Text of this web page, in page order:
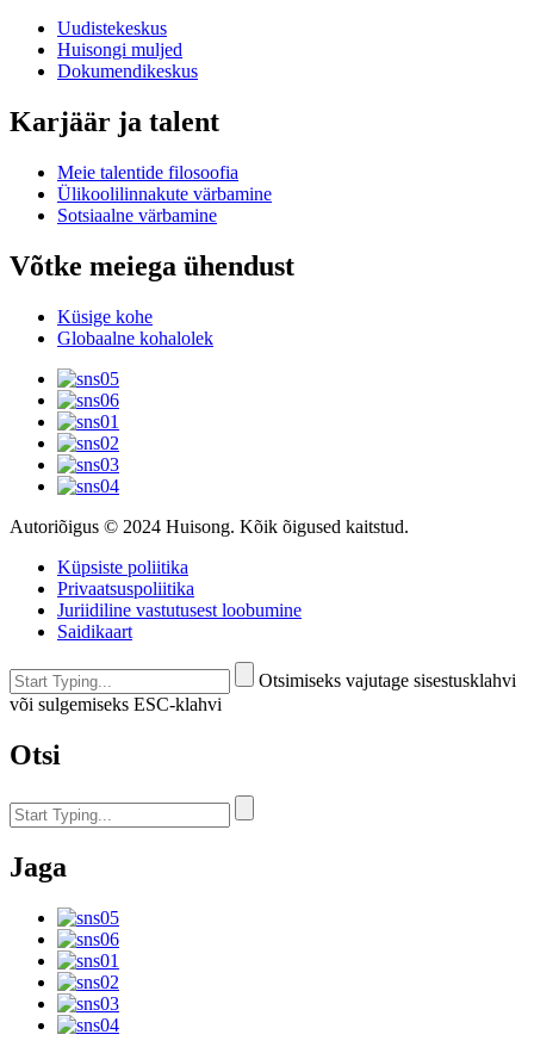
Uudistekeskus
Huisongi muljed
Dokumendikeskus
Karjäär ja talent
Meie talentide filosoofia
Ülikoolilinnakute värbamine
Sotsiaalne värbamine
Võtke meiega ühendust
Küsige kohe
Globaalne kohalolek
Autoriõigus © 2024 Huisong. Kõik õigused kaitstud.
Küpsiste poliitika
Privaatsuspoliitika
Juriidiline vastutusest loobumine
Saidikaart
Otsimiseks vajutage sisestusklahvi
või sulgemiseks ESC-klahvi
Otsi
Jaga